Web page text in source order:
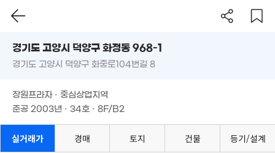
필터 매물 탐색
경기도 고양시 덕양구 화정동 968-1
준공 2003년 · 34호 · 8F/B2
경기도 고양시 덕양구 화정동 968-1
경기도 고양시 덕양구 화중로104번길 8
장원프라자 · 중심상업지역
준공 2003년 · 34호 · 8F/B2
실거래가 경매 토지 건물 등기/설계